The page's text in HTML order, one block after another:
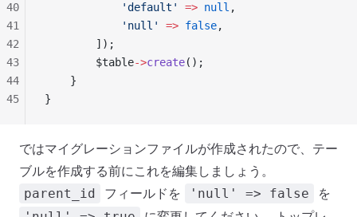
            'default'
=> null ,
            'null'
=> false,
        ]);
        $table
->create();
    }
}
40
41
42
43
44
45
ではマイグレーションファイルが作成されたので、テー
ブルを作成する前にこれを編集しましょう。
parent_id フィールドを 'null' => false を